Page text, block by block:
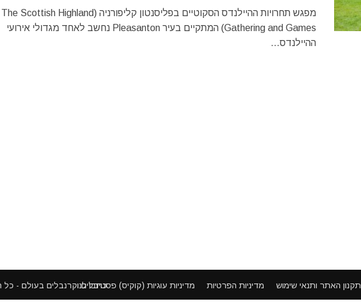
מפגש תחרויות ההיילנדס הסקוטיים בפליסנטון קליפורניה (The Scottish Highland
Gathering and Games) המתקיים בעיר Pleasanton נחשב לאחד מגדולי אירועי
ההיילנדס...
פסטיבלים וקרנבלים בעולם - כל הזכויות תקנון האתר ותנאי שימוש מדיניות הפרטיות מדיניות עוגיות (קוקיס) כתבו לנו